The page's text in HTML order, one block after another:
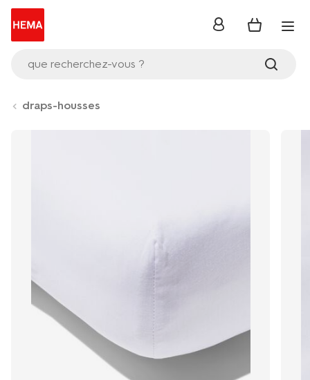
que recherchez-vous ?
se
draps-housses